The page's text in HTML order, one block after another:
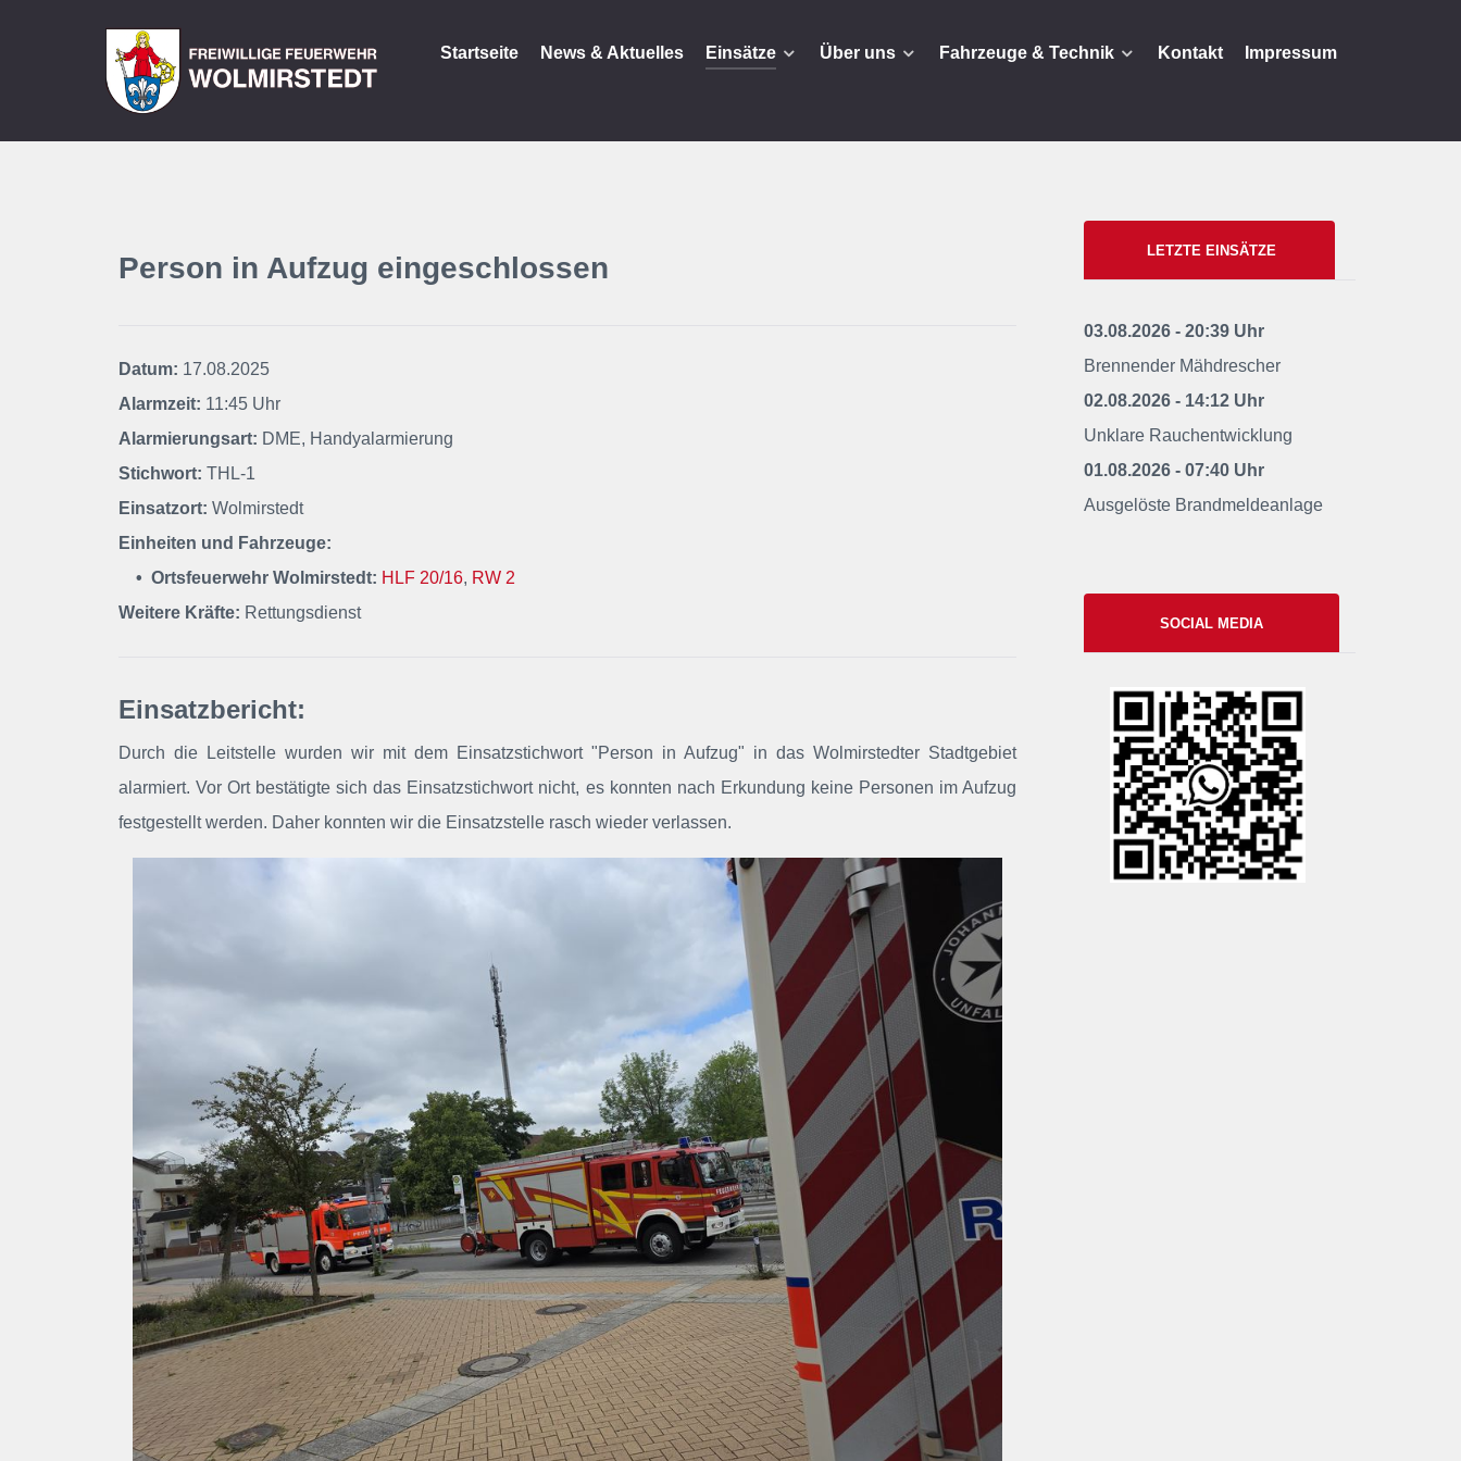
Startseite News & Aktuelles Einsätze Über uns Fahrzeuge & Technik Kontakt Impressum
Person in Aufzug eingeschlossen
Datum: 17.08.2025
Alarmzeit: 11:45 Uhr
Alarmierungsart: DME, Handyalarmierung
Stichwort: THL-1
Einsatzort: Wolmirstedt
Einheiten und Fahrzeuge:
• Ortsfeuerwehr Wolmirstedt: HLF 20/16, RW 2
Weitere Kräfte: Rettungsdienst
Einsatzbericht:
Durch die Leitstelle wurden wir mit dem Einsatzstichwort "Person in Aufzug" in das Wolmirstedter Stadtgebiet
alarmiert. Vor Ort bestätigte sich das Einsatzstichwort nicht, es konnten nach Erkundung keine Personen im Aufzug
festgestellt werden. Daher konnten wir die Einsatzstelle rasch wieder verlassen.
LETZTE EINSÄTZE
03.08.2026 - 20:39 Uhr
Brennender Mähdrescher
02.08.2026 - 14:12 Uhr
Unklare Rauchentwicklung
01.08.2026 - 07:40 Uhr
Ausgelöste Brandmeldeanlage
SOCIAL MEDIA